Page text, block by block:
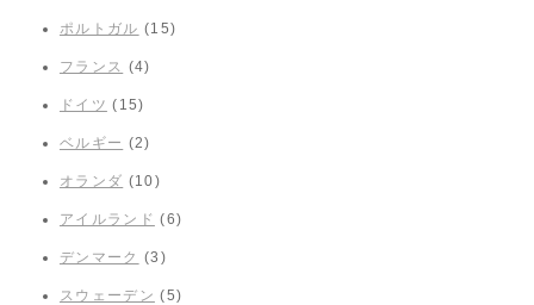
ポルトガル (15)
フランス (4)
ドイツ (15)
ベルギー (2)
オランダ (10)
アイルランド (6)
デンマーク (3)
スウェーデン (5)